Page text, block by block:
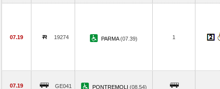
07.19 19274 PARMA(07.39) 1
07.19 GE041 PONTREMOLI (08.54)